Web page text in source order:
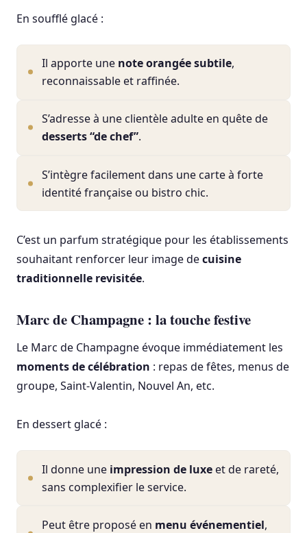
En soufflé glacé :
Il apporte une note orangée subtile,
reconnaissable et raffinée.
S’adresse à une clientèle adulte en quête de
desserts “de chef”.
S’intègre facilement dans une carte à forte
identité française ou bistro chic.
C’est un parfum stratégique pour les établissements
souhaitant renforcer leur image decuisine
traditionnelle revisitée.
Marc de Champagne : la touche festive
Le Marc de Champagne évoque immédiatement les
moments de célébration : repas de fêtes, menus de
groupe, Saint-Valentin, Nouvel An, etc.
En dessert glacé :
Il donne une impression de luxe et de rareté,
sans complexifier le service.
Peut être proposé en menu événementiel,